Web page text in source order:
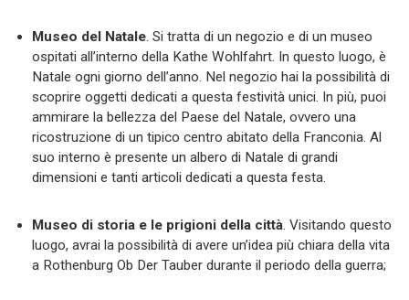
Museo del Natale. Si tratta di un negozio e di un museo
ospitati all’interno della Kathe Wohlfahrt. In questo luogo, è
Natale ogni giorno dell’anno. Nel negozio hai la possibilità di
scoprire oggetti dedicati a questa festività unici. In più, puoi
ammirare la bellezza del Paese del Natale, ovvero una
ricostruzione di un tipico centro abitato della Franconia. Al
suo interno è presente un albero di Natale di grandi
dimensioni e tanti articoli dedicati a questa festa.
Museo di storia e le prigioni della città. Visitando questo
luogo, avrai la possibilità di avere un’idea più chiara della vita
a Rothenburg Ob Der Tauber durante il periodo della guerra;